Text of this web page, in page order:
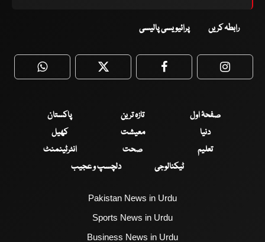
رابطہ کریں پرائیویسی پالیسی
WhatsApp Twitter Facebook
صفحۂ اول تازہ ترین
پاکستان
دنیا
معیشت
کھیل
تعلیم
صحت
انٹرٹینمنٹ
ٹیکنالوجی
دلچسپ و عجیب
Pakistan News in Urdu
Sports News in Urdu
Business News in Urdu